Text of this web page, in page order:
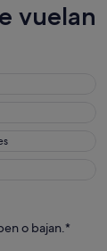
vuelan
o bajan.*